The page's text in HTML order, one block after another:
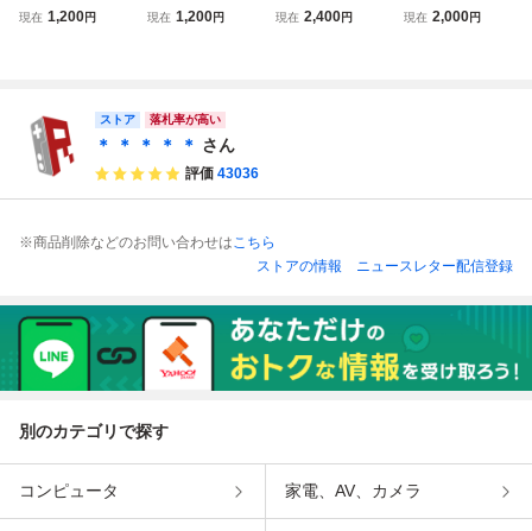
ィスクシステム デ
現在 1,200円
ィスクシステム デ
現在 1,200円
ィスクシステム デ
現在 2,400円
ィスクシステム デ
現在 2,000円
ストア 落札率が高い
＊ ＊ ＊ ＊ ＊ さん
評価 43036
※商品削除などのお問い合わせはこちら
ストアの情報
ニュースレター配信登録
別のカテゴリで探す
コンピュータ 家電、AV、カメラ